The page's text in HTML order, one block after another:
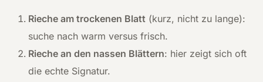
Rieche am trockenen Blatt (kurz, nicht zu lange):
suche nach warm versus frisch.
Rieche an den nassen Blättern: hier zeigt sich oft
die echte Signatur.